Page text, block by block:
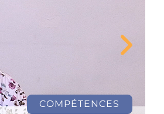
COMPÉTENCES